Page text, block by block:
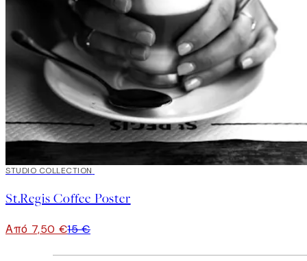
50%*
STUDIO COLLECTION
St.Regis Coffee Poster
Από 7,50 €15 €